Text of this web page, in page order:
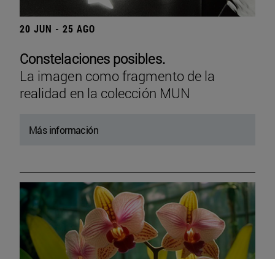
20 JUN - 25 AGO
Constelaciones posibles.
La imagen como fragmento de la
realidad en la colección MUN
Más información